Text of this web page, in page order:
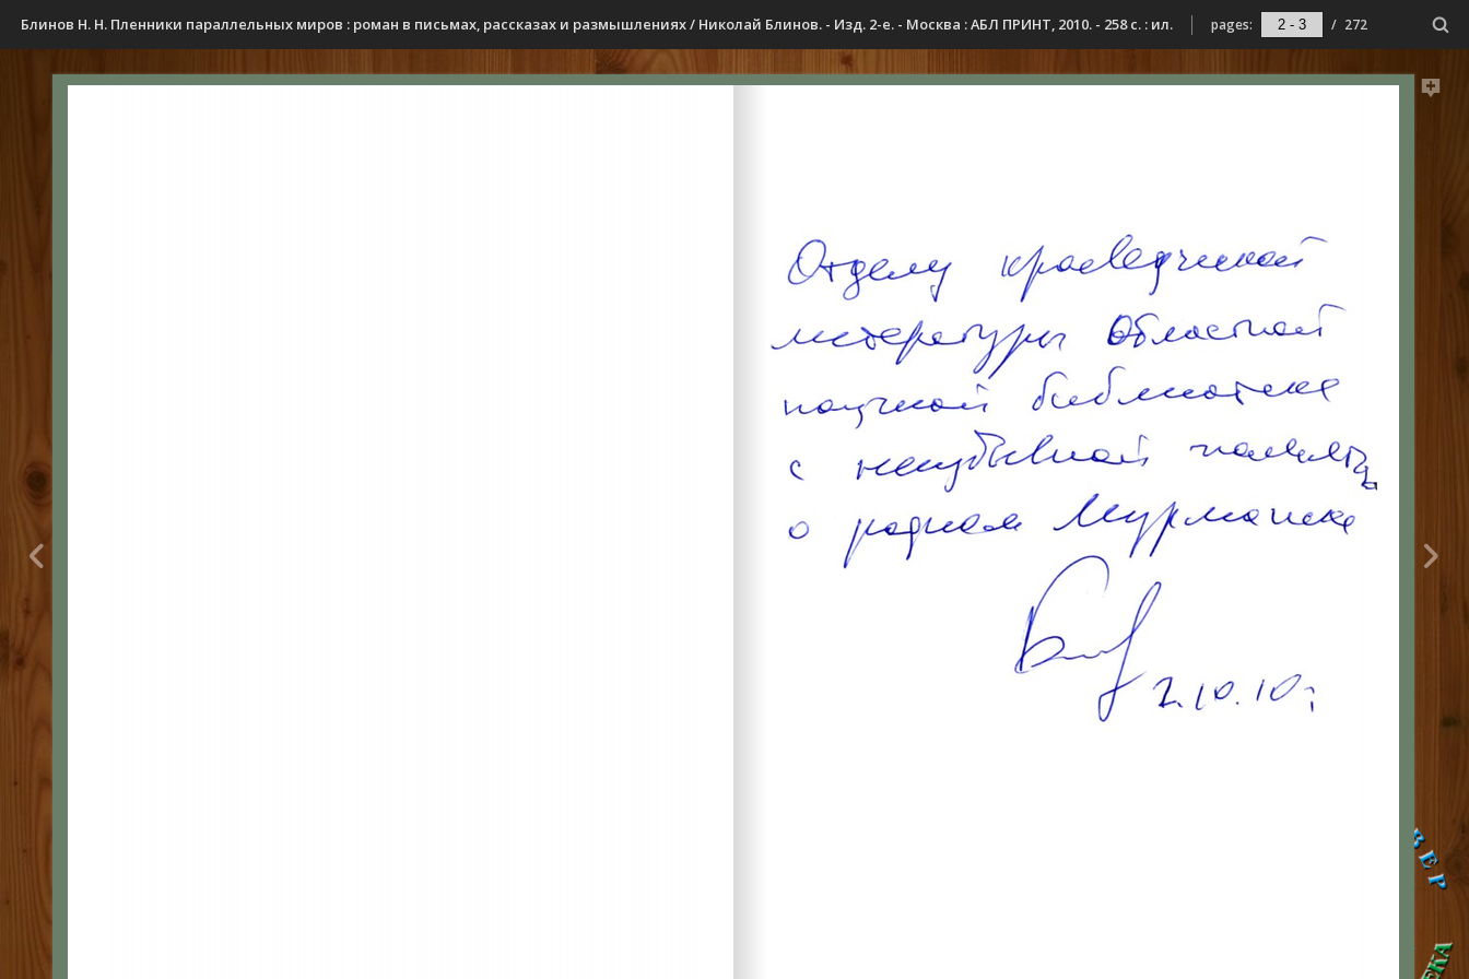
Блинов Н. Н. Пленники параллельных миров : роман в письмах, рассказах и размышлениях / Николай Блинов. - Изд. 2-е. - Москва : АБЛ ПРИНТ, 2010. - 258 с. : ил. pages: / 272